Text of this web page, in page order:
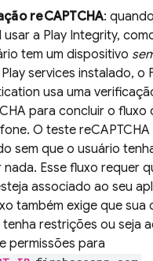
reCAPTCHA:
usar a Play Integrity,
tem um dispositivo
services instalado, o
usa uma
para concluir o fluxo
O teste
sem que o usuário
nada. Esse fluxo requer
associado ao seu
também exige que sua
tenha restrições ou seja
permissões para